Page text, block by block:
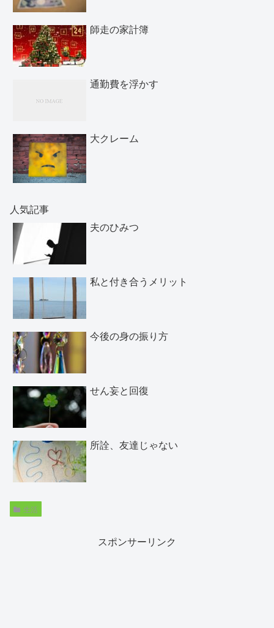
師走の家計簿
通勤費を浮かす
大クレーム
人気記事
夫のひみつ
私と付き合うメリット
今後の身の振り方
せん妄と回復
所詮、友達じゃない
生活
スポンサーリンク